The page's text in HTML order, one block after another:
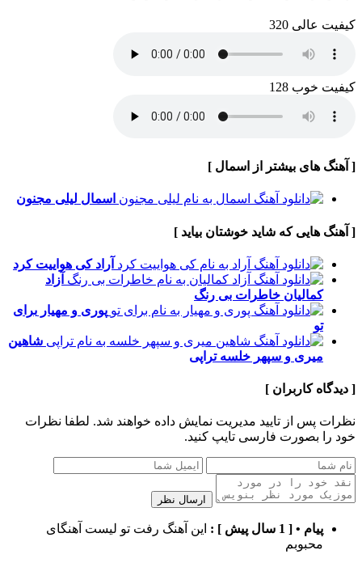
کیفیت عالی 320
کیفیت خوب 128
[ آهنگ های بیشتر از اسمال ]
اسمال لیلی مجنون
[ آهنگ هایی که شاید خوشتان بیاید ]
آرادکی هواییت کرد
آزاد
کمالیان خاطرات بی رنگ
پوری و مهیار برای
تو
شاهین
میری و سپهر خلسهتراپی
[ دیدگاه کاربران ]
نظرات پس از تایید مدیریت نمایش داده خواهند شد. لطفا نظرات
خود را بصورت فارسی تایپ کنید.
ارسال نظر
پیام • [ 1 سال پیش ] : این آهنگ رفت تو لیست آهنگای
محبوبم